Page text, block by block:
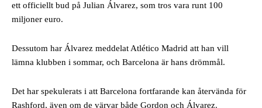
ett officiellt bud på Julian Álvarez, som tros vara runt 100
miljoner euro.
Dessutom har Álvarez meddelat Atlético Madrid att han vill
lämna klubben i sommar, och Barcelona är hans drömmål.
Det har spekulerats i att Barcelona fortfarande kan återvända för
Rashford, även om de värvar både Gordon och Álvarez.